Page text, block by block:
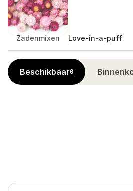
Zadenmixen Love-in-a-puff
Beschikbaar0